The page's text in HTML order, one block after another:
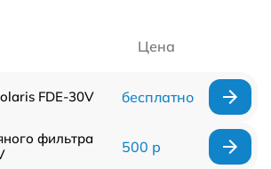
Цена
FDE-30V бесплатно
фильтра
500 р